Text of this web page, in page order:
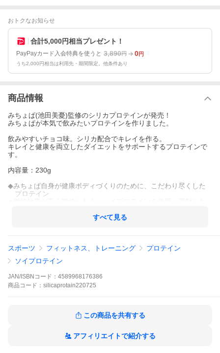
おトクなお知らせ
合計5,000円相当プレゼント！
PayPayカード入会特典を使うと 3,890円 0円
うち2,000円相当は利用先・期間限定。他条件あり
商品情報
みちょぱ(池田美憂)監修のシリカプロテインが発売！
みちょぱが本気で飲みたいプロテインを作りました。
飲みやすいチョコ味。シリカ配合でキレイを作る。
キレイと健康を両立したダイエットをサポートするプロテインで
す。
内容量：230g
◆みちょぱ自身が健康ボディづくりのために、こだわり尽くした
プロテイン
◆腸活成分を配合（食物繊維・酵素・乳酸菌ビフィズス菌）
◆人工甘味料不使用（天然甘味料のみ使用）
◆防腐剤不使用
◆低カロリー・・・１食あたりのカロリー68.0kcal
◆低脂質・・・１食あたり0.4g
すべて見る
スポーツ フィットネス、トレーニング
プロテイン
ソイプロテイン
JAN/ISBNコード： 4589968176386
商品 コード： silicaprotain220725
この商品を共有する
アフィリエイトで紹介する